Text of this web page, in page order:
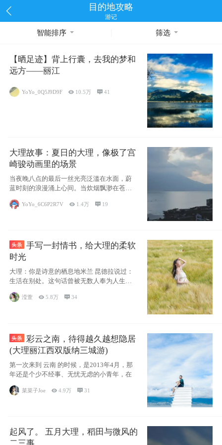
目的地攻略
游记
智能排序 筛选
【晒足迹】背上行囊，去我的梦和
远方——丽江
YoYo_0Q5J9D9F  10.5万 41
大理故事：夏日的大理，像极了宫
崎骏动画里的场景
当夜晚八点的最后一丝光亮泛滥在水面，蔚
蓝时刻的浪漫涌上心间。当炊烟飘渺在苍山
YoYo_6C6P2R7V  1.4万  19
手写一封情书，给大理的柔软
时光
大理：你是诗意的栖息地米兰 昆德拉说过：
生活在别处。这句话曾被无数人奉为人生信
条，并
滢萱 5.8万 34
彩云之南，待得越久越想隐居
(大理丽江西双版纳三城游)
第一次来到 云南 的时候，是2013年4月，那
年还是个少不经事、无忧无虑的小青年，在
菜菜子Joe 4.9万  31
起风了。 五月大理，稻田与微风的